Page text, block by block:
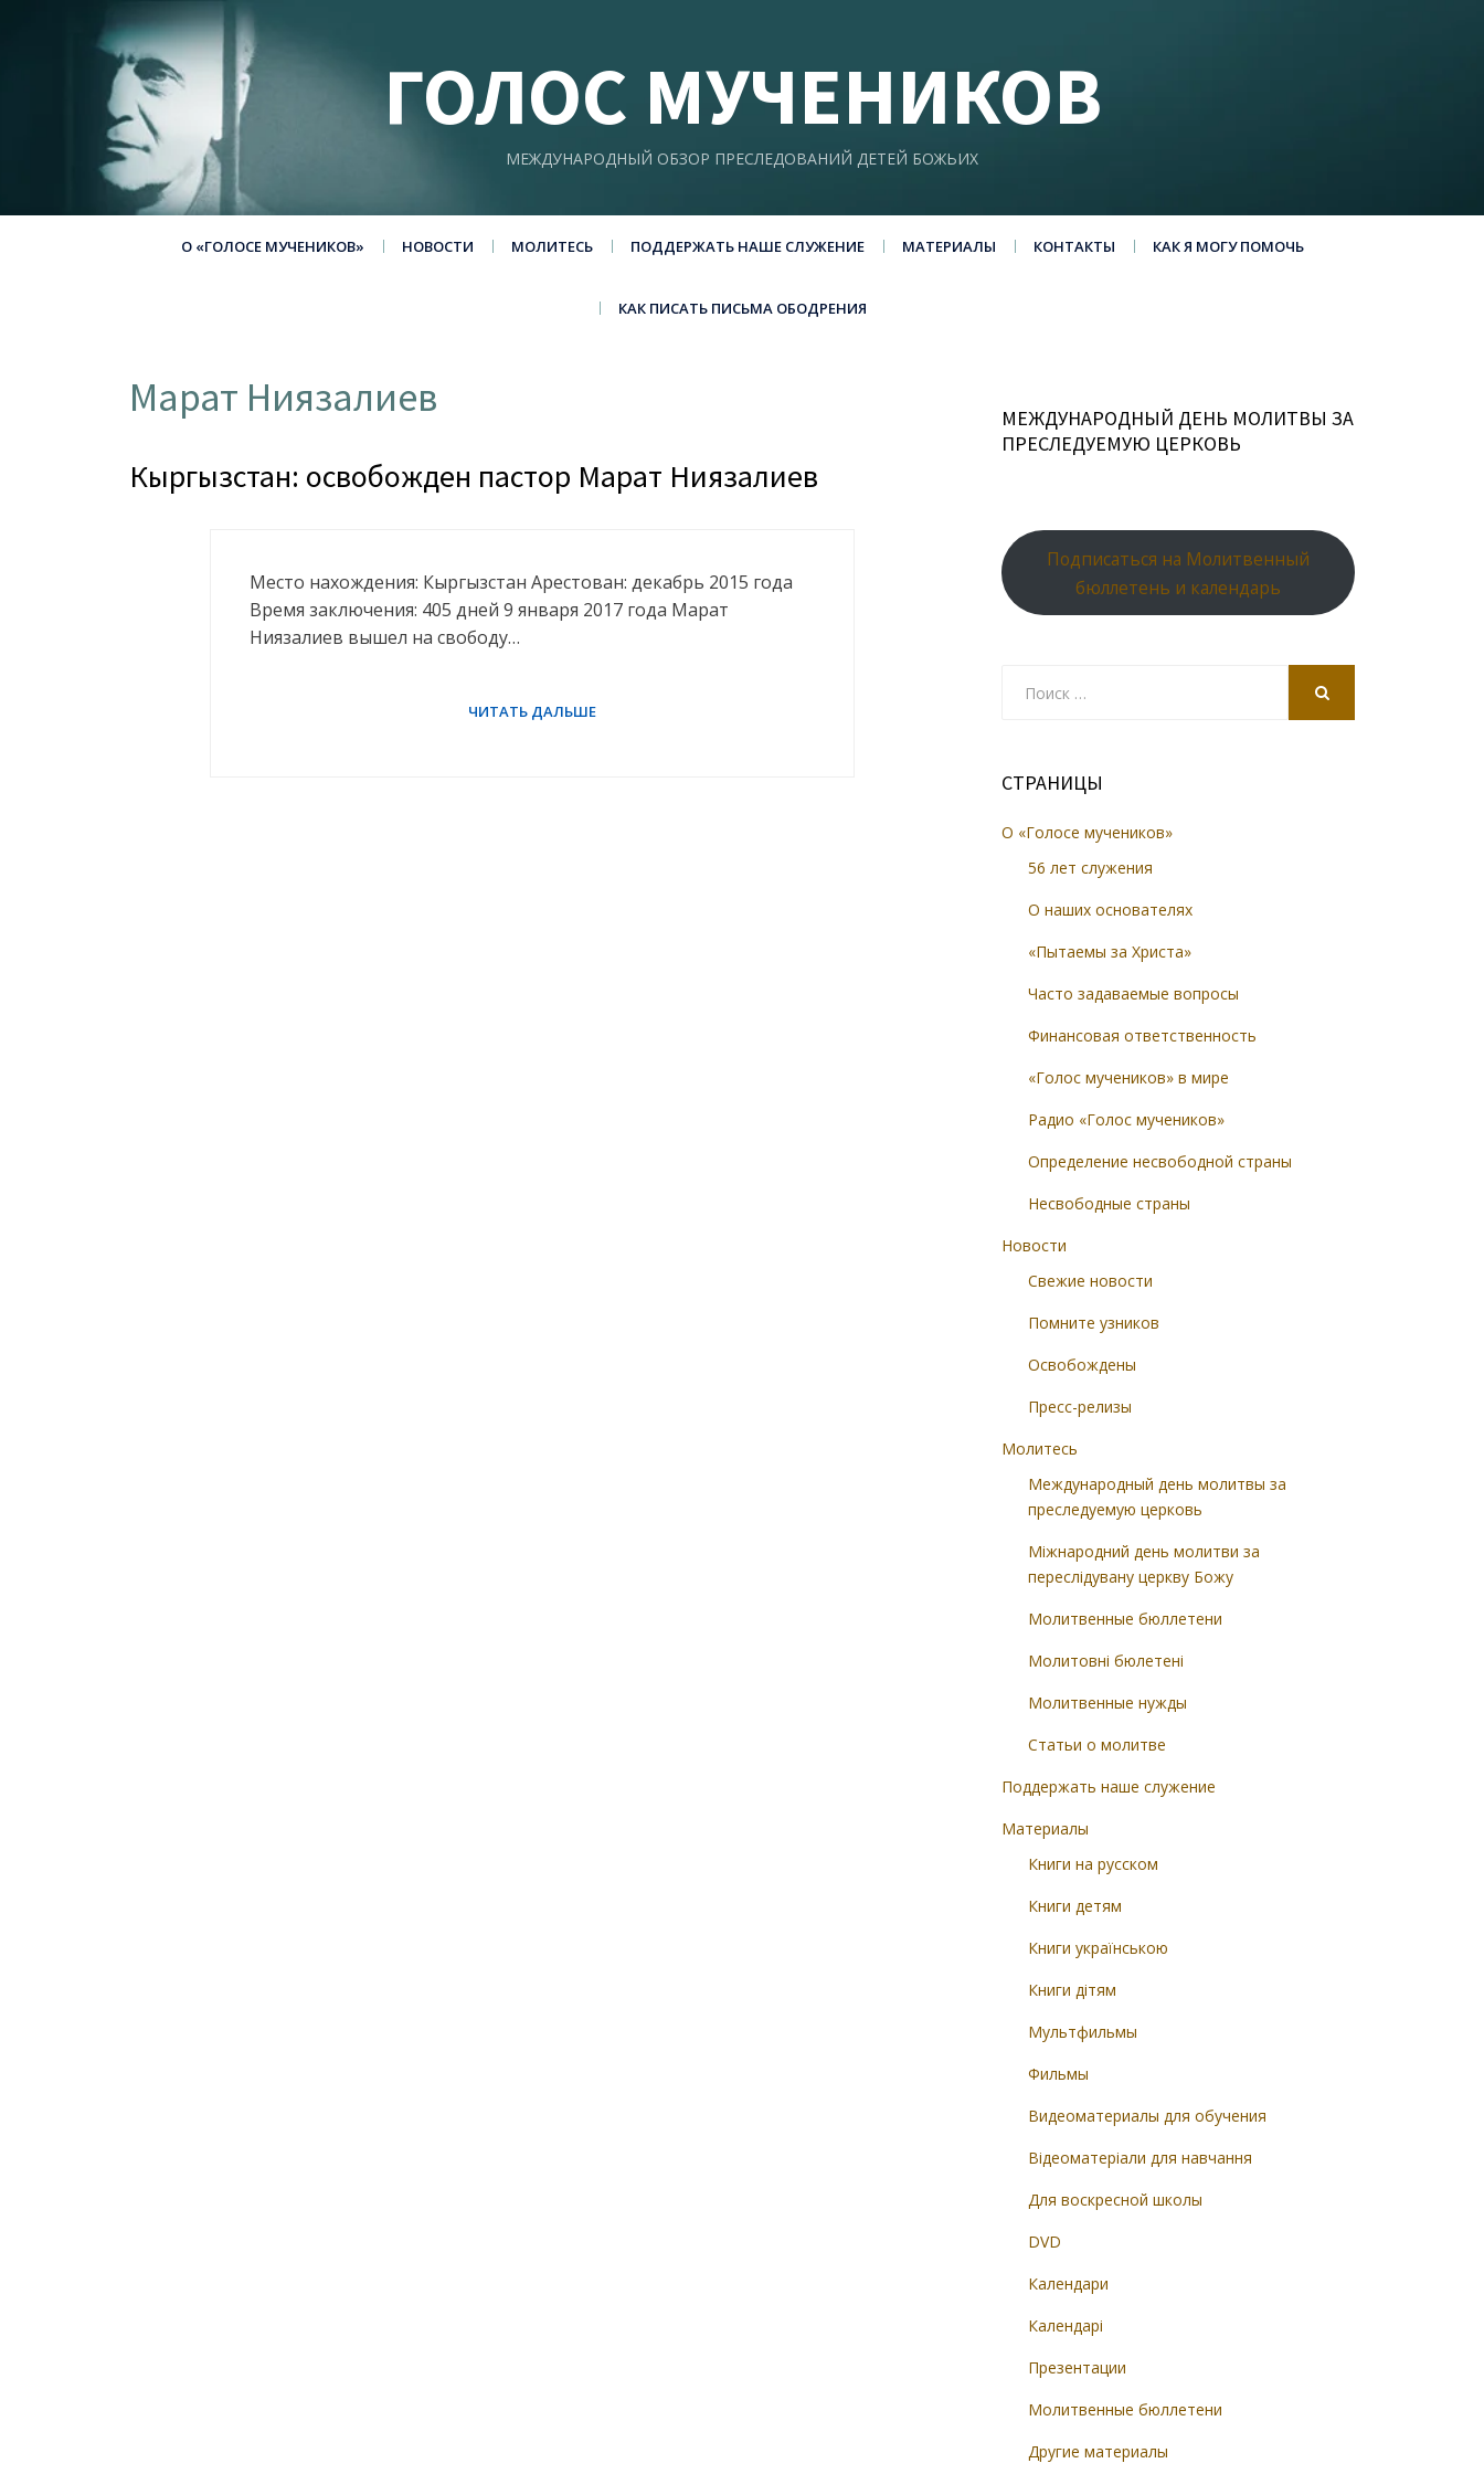
ГОЛОС МУЧЕНИКОВ
МЕЖДУНАРОДНЫЙ ОБЗОР ПРЕСЛЕДОВАНИЙ ДЕТЕЙ БОЖЬИХ
О «ГОЛОСЕ МУЧЕНИКОВ» НОВОСТИ МОЛИТЕСЬ ПОДДЕРЖАТЬ НАШЕ СЛУЖЕНИЕ МАТЕРИАЛЫ КОНТАКТЫ КАК Я МОГУ ПОМОЧЬ
КАК ПИСАТЬ ПИСЬМА ОБОДРЕНИЯ
Марат Ниязалиев
Кыргызстан: освобожден пастор Марат Ниязалиев
Место нахождения: Кыргызстан Арестован: декабрь 2015 года
Время заключения: 405 дней 9 января 2017 года Марат
Ниязалиев вышел на свободу…
МЕЖДУНАРОДНЫЙ ДЕНЬ МОЛИТВЫ ЗА
ПРЕСЛЕДУЕМУЮ ЦЕРКОВЬ
Подписаться на Молитвенный
бюллетень и календарь
СТРАНИЦЫ
О «Голосе мучеников»
56 лет служения
О наших основателях
«Пытаемы за Христа»
Часто задаваемые вопросы
Финансовая ответственность
«Голос мучеников» в мире
Радио «Голос мучеников»
Определение несвободной страны
Несвободные страны
Новости
Свежие новости
Помните узников
Освобождены
Пресс-релизы
Молитесь
Международный день молитвы за
преследуемую церковь
Міжнародний день молитви за
переслідувану церкву Божу
Молитвенные бюллетени
Молитовні бюлетені
Молитвенные нужды
Статьи о молитве
Поддержать наше служение
Материалы
Книги на русском
Книги детям
Книги українською
Книги дітям
Мультфильмы
Фильмы
Видеоматериалы для обучения
Відеоматеріали для навчання
Для воскресной школы
DVD
Календари
Календарі
Презентации
Молитвенные бюллетени
Другие материалы